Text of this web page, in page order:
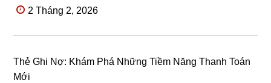
2 Tháng 2, 2026
Thẻ Ghi Nợ: Khám Phá Những Tiềm Năng Thanh Toán
Mới